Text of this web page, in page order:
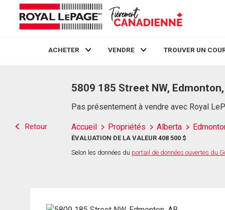
ACHETER VENDRE TROUVER UN
Retour
5809 185 Street NW,
Pas présentement à vendre avec Royal
Accueil Propriétés Alberta
ÉVALUATION DE LA VALEUR 408 500 $
Selon les données du portail de données ouvertes du